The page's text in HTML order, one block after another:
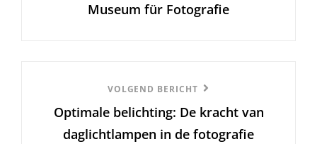
Museum für Fotografie
Bericht
VOLGEND BERICHT
Optimale belichting: De kracht van
daglichtlampen in de fotografie